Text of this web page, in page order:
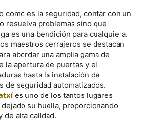
como es la seguridad, contar con un
resuelva problemas sino que
es una bendición para cualquiera.
maestros cerrajeros se destacan
abordar una amplia gama de
la apertura de puertas y el
hasta la instalación de
de seguridad automatizados.
es uno de los tantos lugares
dejado su huella, proporcionando
de alta calidad.